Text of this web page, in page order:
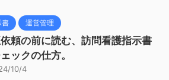
書 運営管理
頼の前に読む、訪問看護指示書
ックの仕方。
10/4